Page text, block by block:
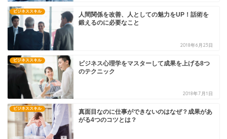
ビジネススキル
人間関係を改善、人としての魅力をUP！話術を
鍛えるのに必要なこと
2018年6月23日
ビジネススキル
ビジネス心理学をマスターして成果を上げる8つ
のテクニック
2018年7月1日
ビジネススキル
真面目なのに仕事ができないのはなぜ？成果があ
がる4つのコツとは？